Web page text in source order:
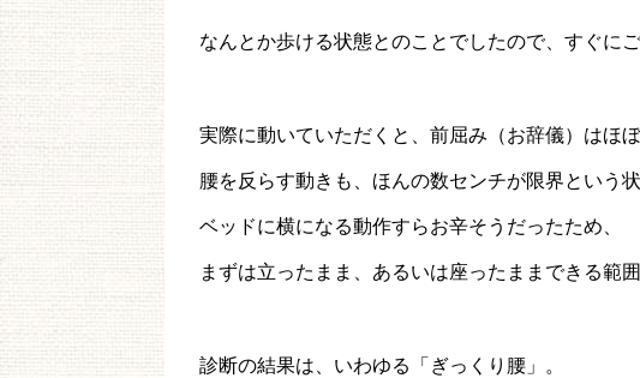
なんとか歩ける状態とのことでしたので、すぐに
実際に動いていただくと、前屈み（お辞儀）はほぼ
腰を反らす動きも、ほんの数センチが限界という状
ベッドに横になる動作すらお辛そうだったため、
まずは立ったまま、あるいは座ったままできる範
診断の結果は、いわゆる「ぎっくり腰」。